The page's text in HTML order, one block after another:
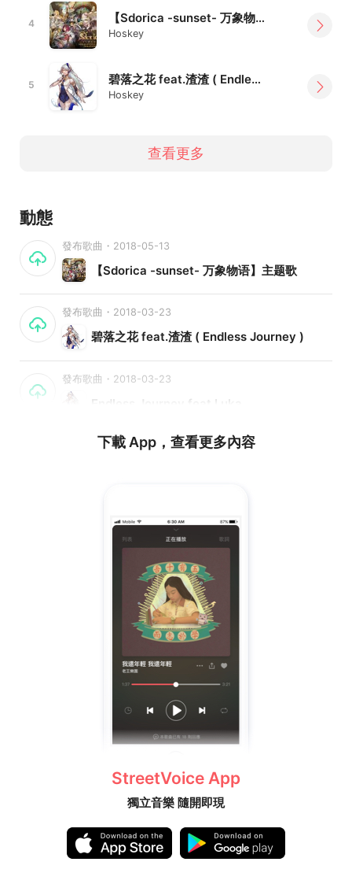
4 【Sdorica -sunset- 万象物语】主题歌
Hoskey
5 碧落之花 feat.渣渣 ( Endless Journey )
Hoskey
查看更多
動態
發布歌曲・2018-05-13
【Sdorica -sunset- 万象物语】主题歌
發布歌曲・2018-03-23
碧落之花 feat.渣渣 ( Endless Journey )
發布歌曲・2018-03-23
Endless Journey feat.Luka
下載 App，查看更多內容
StreetVoice App
獨立音樂 隨開即現